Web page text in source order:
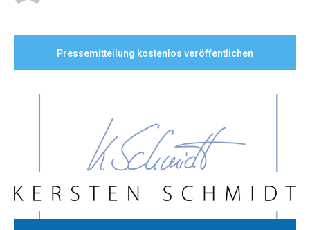
Pressemitteilung kostenlos veröffentlichen